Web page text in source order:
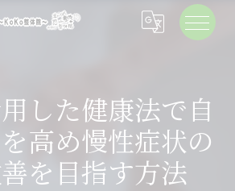
した健康法で自
高め慢性症状の
を目指す方法